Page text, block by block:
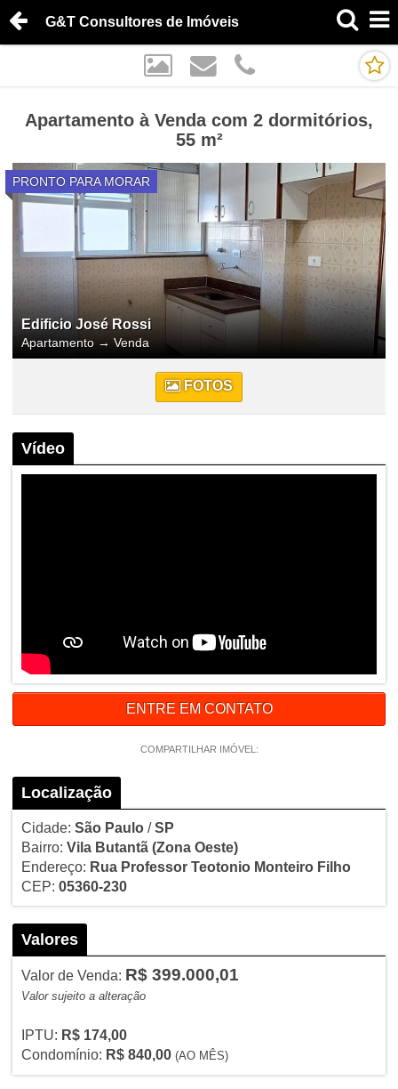
G&T Consultores de Imóveis
Apartamento à Venda com 2 dormitórios,
55 m²
PRONTO PARA MORAR
Edificio José Rossi
Apartamento → Venda
FOTOS
Vídeo
ENTRE EM CONTATO
COMPARTILHAR IMÓVEL:
Localização
Cidade: São Paulo/SP
Bairro: Vila Butantã (Zona Oeste)
Endereço: Rua Professor Teotonio Monteiro Filho
CEP: 05360-230
Valores
Valor de Venda: R$ 399.000,01
Valor sujeito a alteração
IPTU: R$ 174,00
Condomínio: R$ 840,00 (AO MÊS)